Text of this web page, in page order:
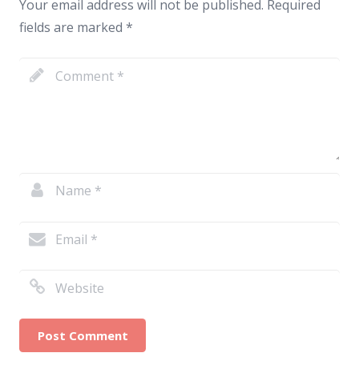
Your email address will not be published. Required
fields are marked *